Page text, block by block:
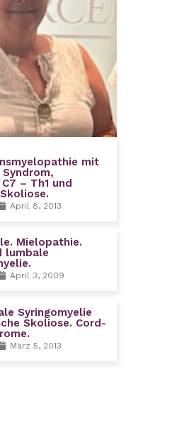
mit
– Th1 und
April 8, 2013
Mielopathie.
lumbale
April 3, 2009
Syringomyelie
Skoliose. Cord-
März 5, 2013